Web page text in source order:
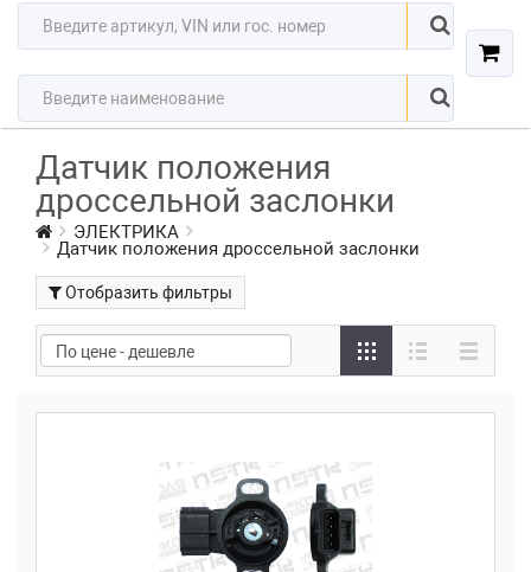
Датчик положения
дроссельной заслонки
ЭЛЕКТРИКА
Датчик положения дроссельной заслонки
Отобразить фильтры